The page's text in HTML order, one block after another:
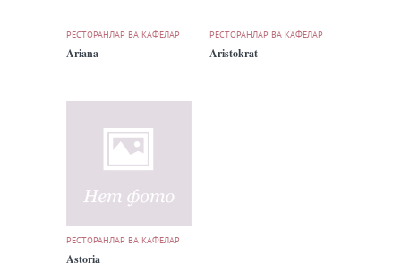
РЕСТОРАНЛАР ВА КАФЕЛАР
Ariana
РЕСТОРАНЛАР ВА КАФЕЛАР
Aristokrat
РЕСТОРАНЛАР ВА КАФЕЛАР
Astoria